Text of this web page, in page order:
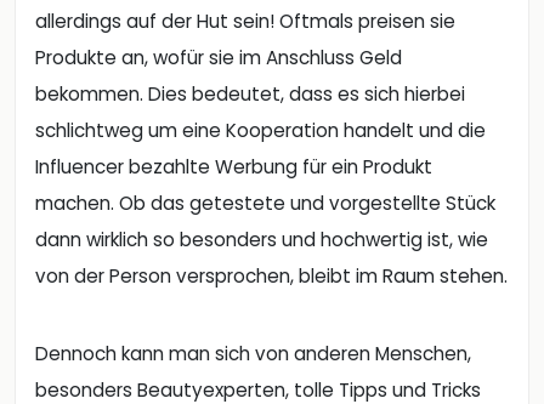
allerdings auf der Hut sein! Oftmals preisen sie
Produkte an, wofür sie im Anschluss Geld
bekommen. Dies bedeutet, dass es sich hierbei
schlichtweg um eine Kooperation handelt und die
Influencer bezahlte Werbung für ein Produkt
machen. Ob das getestete und vorgestellte Stück
dann wirklich so besonders und hochwertig ist, wie
von der Person versprochen, bleibt im Raum stehen.
Dennoch kann man sich von anderen Menschen,
besonders Beautyexperten, tolle Tipps und Tricks